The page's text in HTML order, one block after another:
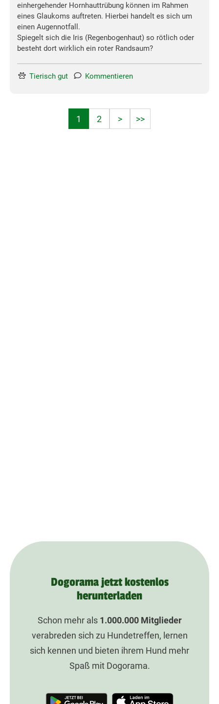
einhergehender Hornhauttrübung können im Rahmen
eines Glaukoms auftreten. Hierbei handelt es sich um
einen Augennotfall.
Spiegelt sich die Iris (Regenbogenhaut) so rötlich oder
besteht dort wirklich ein roter Randsaum?
Tierisch gut Kommentieren
1 2 > >>
Dogorama jetzt kostenlos
herunterladen
Schon mehr als 1.000.000Mitglieder
verabreden sich zu Hundetreffen, lernen
sich kennen und bieten ihrem Hund mehr
Spaß mit Dogorama.